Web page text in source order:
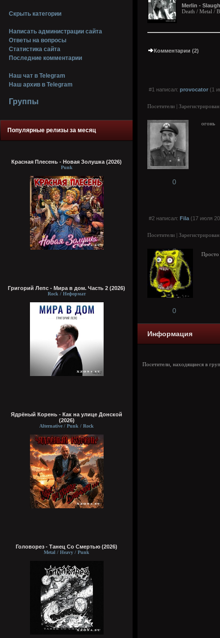
Скрыть категории
Написать администрации сайта
Ответы на вопросы
Статистика сайта
Последние комментарии
Наш чат в Telegram
Наш архив в Telegram
Группы
Популярные релизы за месяц
Красная Плесень - Новая Золушка (2026)
Punk
Григорий Лепс - Мира в дом. Часть 2 (2026)
Rock / Неформат
Ядрёный Корень - Как на улице Донской
(2026)
Alternative / Punk / Rock
Головорез - Tанец Со Смертью (2026)
Metal / Heavy / Punk
Merlin -
Death / Metal /
Комментарии (2)
#1 написал: provocator (1
Посетители |
огонь
0
#2 написал: Fila (17 июля
Посетители |
0
Информация
Посетители, находящиеся в